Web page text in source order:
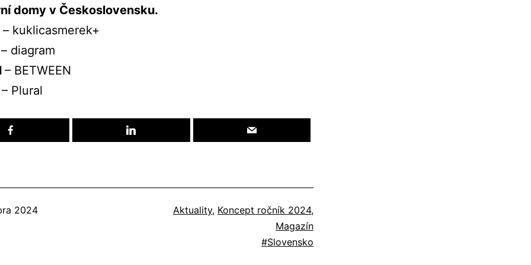
domy v Československu.
– kuklicasmerek+
– diagram
– BETWEEN
– Plural
2024
Kategorizované
Aktuality, Koncept ročník 2024,
Magazín
Označené
Slovensko